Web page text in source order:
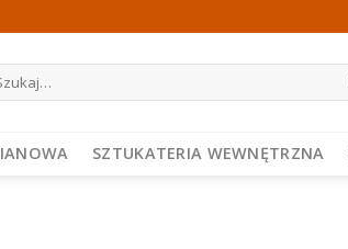
SZTUKATERIA WEWNĘTRZNA